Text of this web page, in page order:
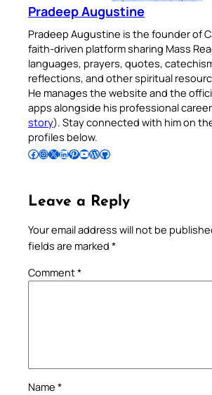
Pradeep Augustine
Pradeep Augustine is the founder of
faith-driven platform sharing Mass
languages, prayers, quotes,
reflections, and other spiritual
He manages the website and the
apps alongside his professional
story). Stay connected with him on
profiles below.
Follow Pradeep on Facebook Follow Pradeep on InstagramFollow Pradeep on X Follow Pradeep on LinkedIn Follow Pradeep on Pinterest Subscribe to Pradeep’s Youtube Channel Follow Pradeep on WordPress Follow Pradeep on GitHub
Leave a Reply
Your email address will not be
fields are marked *
Comment*
Name *